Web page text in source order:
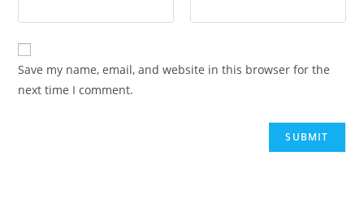
Save my name, email, and website in this browser for the
next time I comment.